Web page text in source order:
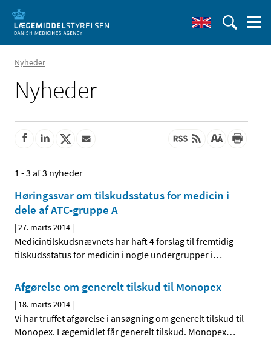
Nyheder
Nyheder
1 - 3 af 3 nyheder
Høringssvar om tilskudsstatus for medicin i
dele af ATC-gruppe A
|27. marts 2014 |
Medicintilskudsnævnets har haft 4 forslag til fremtidig
tilskudsstatus for medicin i nogle undergrupper i…
Afgørelse om generelt tilskud til Monopex
| 18. marts 2014 |
Vi har truffet afgørelse i ansøgning om generelt tilskud til
Monopex. Lægemidlet får generelt tilskud. Monopex…